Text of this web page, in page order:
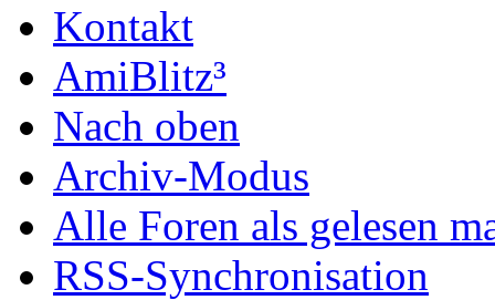
Kontakt
AmiBlitz³
Nach oben
Archiv-Modus
Alle Foren als gelesen
RSS-Synchronisation